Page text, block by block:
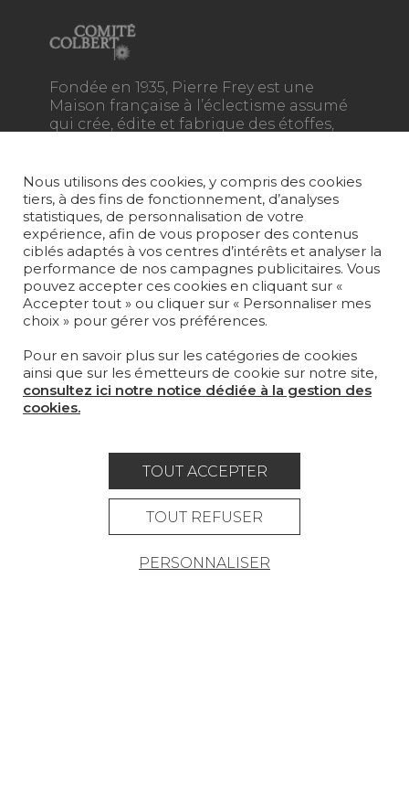
Fondée en 1935, Pierre Frey est une
Maison française à l’éclectisme assumé
qui crée, édite et fabrique des étoffes,
COLLECTIONS
TISSUS
TAPIS ET MOQUETTES
MOBILIER
SUR-MESURE
ABONNEZ-VOUS À NOTRE NEWSLETTER
Je m'abonne
Nous utilisons des cookies, y compris des cookies
tiers, à des fins de fonctionnement, d’analyses
statistiques, de personnalisation de votre
expérience, afin de vous proposer des contenus
ciblés adaptés à vos centres d’intérêts et analyser la
performance de nos campagnes publicitaires. Vous
pouvez accepter ces cookies en cliquant sur «
Accepter tout » ou cliquer sur « Personnaliser mes
choix » pour gérer vos préférences.
Pour en savoir plus sur les catégories de cookies
ainsi que sur les émetteurs de cookie sur notre site,
consultez ici notre notice dédiée à la gestion des
cookies.
TOUT ACCEPTER
TOUT REFUSER
PERSONNALISER